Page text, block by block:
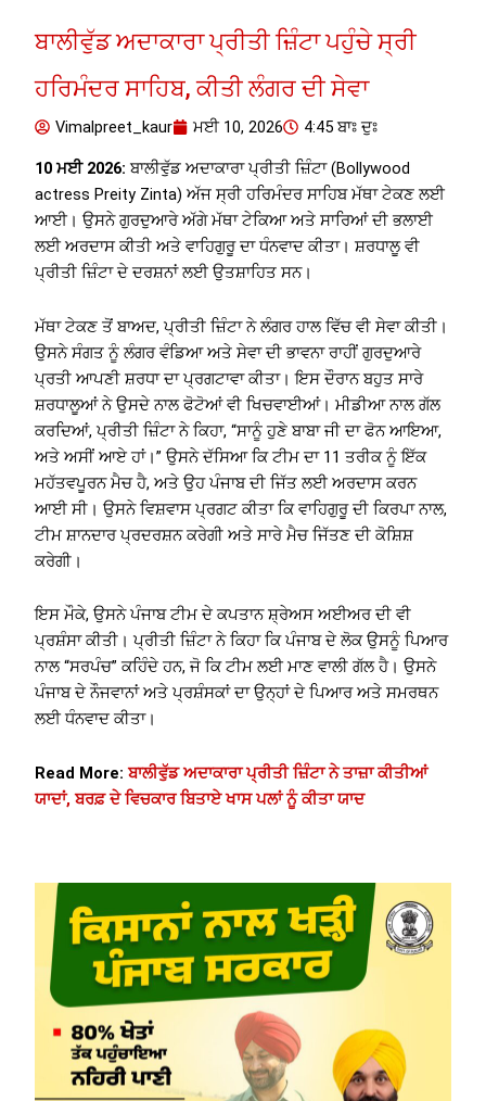
ਬਾਲੀਵੁੱਡ ਅਦਾਕਾਰਾ ਪ੍ਰੀਤੀ ਜ਼ਿੰਟਾ ਪਹੁੰਚੇ ਸ੍ਰੀ
ਹਰਿਮੰਦਰ ਸਾਹਿਬ, ਕੀਤੀ ਲੰਗਰ ਦੀ ਸੇਵਾ
Vimalpreet_kaur ਮਈ 10, 2026 4:45 ਬਾਃ ਦੁਃ
10 ਮਈ 2026: ਬਾਲੀਵੁੱਡ ਅਦਾਕਾਰਾ ਪ੍ਰੀਤੀ ਜ਼ਿੰਟਾ (Bollywood
actress Preity Zinta) ਅੱਜ ਸ੍ਰੀ ਹਰਿਮੰਦਰ ਸਾਹਿਬ ਮੱਥਾ ਟੇਕਣ ਲਈ
ਆਈ। ਉਸਨੇ ਗੁਰਦੁਆਰੇ ਅੱਗੇ ਮੱਥਾ ਟੇਕਿਆ ਅਤੇ ਸਾਰਿਆਂ ਦੀ ਭਲਾਈ
ਲਈ ਅਰਦਾਸ ਕੀਤੀ ਅਤੇ ਵਾਹਿਗੁਰੂ ਦਾ ਧੰਨਵਾਦ ਕੀਤਾ। ਸ਼ਰਧਾਲੂ ਵੀ
ਪ੍ਰੀਤੀ ਜ਼ਿੰਟਾ ਦੇ ਦਰਸ਼ਨਾਂ ਲਈ ਉਤਸ਼ਾਹਿਤ ਸਨ।
ਮੱਥਾ ਟੇਕਣ ਤੋਂ ਬਾਅਦ, ਪ੍ਰੀਤੀ ਜ਼ਿੰਟਾ ਨੇ ਲੰਗਰ ਹਾਲ ਵਿੱਚ ਵੀ ਸੇਵਾ ਕੀਤੀ।
ਉਸਨੇ ਸੰਗਤ ਨੂੰ ਲੰਗਰ ਵੰਡਿਆ ਅਤੇ ਸੇਵਾ ਦੀ ਭਾਵਨਾ ਰਾਹੀਂ ਗੁਰਦੁਆਰੇ
ਪ੍ਰਤੀ ਆਪਣੀ ਸ਼ਰਧਾ ਦਾ ਪ੍ਰਗਟਾਵਾ ਕੀਤਾ। ਇਸ ਦੌਰਾਨ ਬਹੁਤ ਸਾਰੇ
ਸ਼ਰਧਾਲੂਆਂ ਨੇ ਉਸਦੇ ਨਾਲ ਫੋਟੋਆਂ ਵੀ ਖਿਚਵਾਈਆਂ। ਮੀਡੀਆ ਨਾਲ ਗੱਲ
ਕਰਦਿਆਂ, ਪ੍ਰੀਤੀ ਜ਼ਿੰਟਾ ਨੇ ਕਿਹਾ, “ਸਾਨੂੰ ਹੁਣੇ ਬਾਬਾ ਜੀ ਦਾ ਫੋਨ ਆਇਆ,
ਅਤੇ ਅਸੀਂ ਆਏ ਹਾਂ।” ਉਸਨੇ ਦੱਸਿਆ ਕਿ ਟੀਮ ਦਾ 11 ਤਰੀਕ ਨੂੰ ਇੱਕ
ਮਹੱਤਵਪੂਰਨ ਮੈਚ ਹੈ, ਅਤੇ ਉਹ ਪੰਜਾਬ ਦੀ ਜਿੱਤ ਲਈ ਅਰਦਾਸ ਕਰਨ
ਆਈ ਸੀ। ਉਸਨੇ ਵਿਸ਼ਵਾਸ ਪ੍ਰਗਟ ਕੀਤਾ ਕਿ ਵਾਹਿਗੁਰੂ ਦੀ ਕਿਰਪਾ ਨਾਲ,
ਟੀਮ ਸ਼ਾਨਦਾਰ ਪ੍ਰਦਰਸ਼ਨ ਕਰੇਗੀ ਅਤੇ ਸਾਰੇ ਮੈਚ ਜਿੱਤਣ ਦੀ ਕੋਸ਼ਿਸ਼
ਕਰੇਗੀ।
ਇਸ ਮੌਕੇ, ਉਸਨੇ ਪੰਜਾਬ ਟੀਮ ਦੇ ਕਪਤਾਨ ਸ਼੍ਰੇਅਸ ਅਈਅਰ ਦੀ ਵੀ
ਪ੍ਰਸ਼ੰਸਾ ਕੀਤੀ। ਪ੍ਰੀਤੀ ਜ਼ਿੰਟਾ ਨੇ ਕਿਹਾ ਕਿ ਪੰਜਾਬ ਦੇ ਲੋਕ ਉਸਨੂੰ ਪਿਆਰ
ਨਾਲ “ਸਰਪੰਚ” ਕਹਿੰਦੇ ਹਨ, ਜੋ ਕਿ ਟੀਮ ਲਈ ਮਾਣ ਵਾਲੀ ਗੱਲ ਹੈ। ਉਸਨੇ
ਪੰਜਾਬ ਦੇ ਨੌਜਵਾਨਾਂ ਅਤੇ ਪ੍ਰਸ਼ੰਸਕਾਂ ਦਾ ਉਨ੍ਹਾਂ ਦੇ ਪਿਆਰ ਅਤੇ ਸਮਰਥਨ
ਲਈ ਧੰਨਵਾਦ ਕੀਤਾ।
Read More:ਬਾਲੀਵੁੱਡ ਅਦਾਕਾਰਾ ਪ੍ਰੀਤੀ ਜ਼ਿੰਟਾ ਨੇ ਤਾਜ਼ਾ ਕੀਤੀਆਂ
ਯਾਦਾਂ, ਬਰਫ਼ ਦੇ ਵਿਚਕਾਰ ਬਿਤਾਏ ਖਾਸ ਪਲਾਂ ਨੂੰ ਕੀਤਾ ਯਾਦ